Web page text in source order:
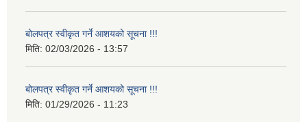
बोलपत्र स्वीकृत गर्ने आशयको सूचना !!!
मिति: 02/03/2026 - 13:57
बोलपत्र स्वीकृत गर्ने आशयको सूचना !!!
मिति: 01/29/2026 - 11:23